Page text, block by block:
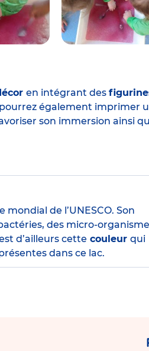
en intégrant des
pourrez également imprimer
son immersion ainsi
de l’UNESCO. Son
des micro-
d’ailleurs cette couleur qui
dans ce lac.